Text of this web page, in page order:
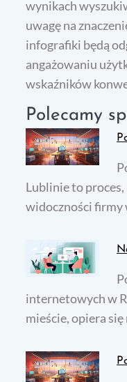
wynikach
uwagę na
infografiki będą
angażowaniu
wskaźników
Polecamy
Lublinie to
widoczności
internetowych w
mieście, opiera